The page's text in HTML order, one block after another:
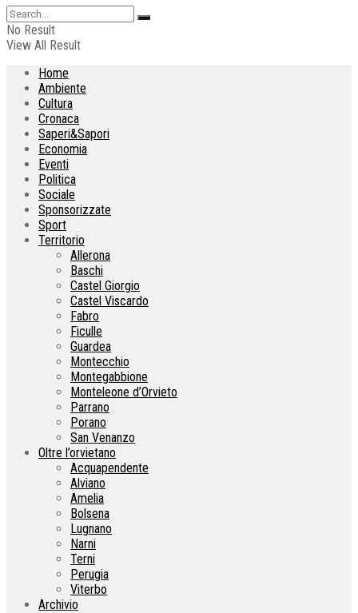
No Result
View All Result
Home
Ambiente
Cultura
Cronaca
Saperi&Sapori
Economia
Eventi
Politica
Sociale
Sponsorizzate
Sport
Territorio
Allerona
Baschi
Castel Giorgio
Castel Viscardo
Fabro
Ficulle
Guardea
Montecchio
Montegabbione
Monteleone d’Orvieto
Parrano
Porano
San Venanzo
Oltre l’orvietano
Acquapendente
Alviano
Amelia
Bolsena
Lugnano
Narni
Terni
Perugia
Viterbo
Archivio